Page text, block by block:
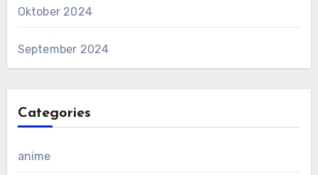
Oktober 2024
September 2024
Categories
anime